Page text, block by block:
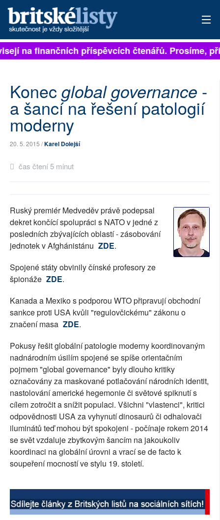
PŘIHLÁSIT
ARCHIV
ROZHOVORY
TÉMATA
NEJČTENĚJŠÍ ZA 7 DNÍ
PŘÍSPĚVKY NA PROVOZ
SOCIÁLNÍ SÍTĚ
PLNÁ VERZE STRÁNEK
na finančních příspěvcích čtenářů. Prosíme,
Konec global governance -
a šancí na řešení patologií
moderny
20. 5. 2015 /Karel Dolejší
čas čtení 5 minut
Ruský premiér Medveděv právě podepsal
dekret končící spolupráci s NATO v jedné z
posledních zbývajících oblastí - zásobování
jednotek v Afghánistánu ZDE.
Spojené státy obvinily čínské profesory ze
špionáže ZDE.
Kanada a Mexiko s podporou WTO připravují obchodní
sankce proti USA kvůli "regulovčickému" zákonu o
značení masa ZDE.
Pokusy řešit globální patologie moderny koordinovaným
nadnárodním úsilím spojené se spíše orientačním
pojmem "global governance" byly dlouho kritiky
označovány za maskované potlačování národních identit,
nastolování americké hegemonie či světové spiknutí s
cílem zotročit a snížit populaci. Všichni "vlastenci", kritici
odpovědnosti USA za vyhynutí dinosaurů či odhalovači
iluminátů teď mohou být spokojeni - počínaje rokem 2014
se svět vzdaluje zbytkovým šancím na jakoukoliv
koordinaci na globální úrovni a vrací se de facto k
soupeření mocností ve stylu 19. století.